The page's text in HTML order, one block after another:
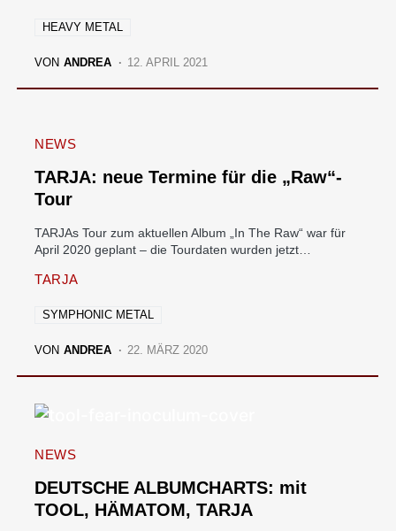
HEAVY METAL
VON ANDREA 12. APRIL 2021
NEWS
TARJA: neue Termine für die „Raw“-
Tour
TARJAs Tour zum aktuellen Album „In The Raw“ war für
April 2020 geplant – die Tourdaten wurden jetzt…
TARJA
SYMPHONIC METAL
VON ANDREA 22. MÄRZ 2020
NEWS
DEUTSCHE ALBUMCHARTS: mit
TOOL, HÄMATOM, TARJA